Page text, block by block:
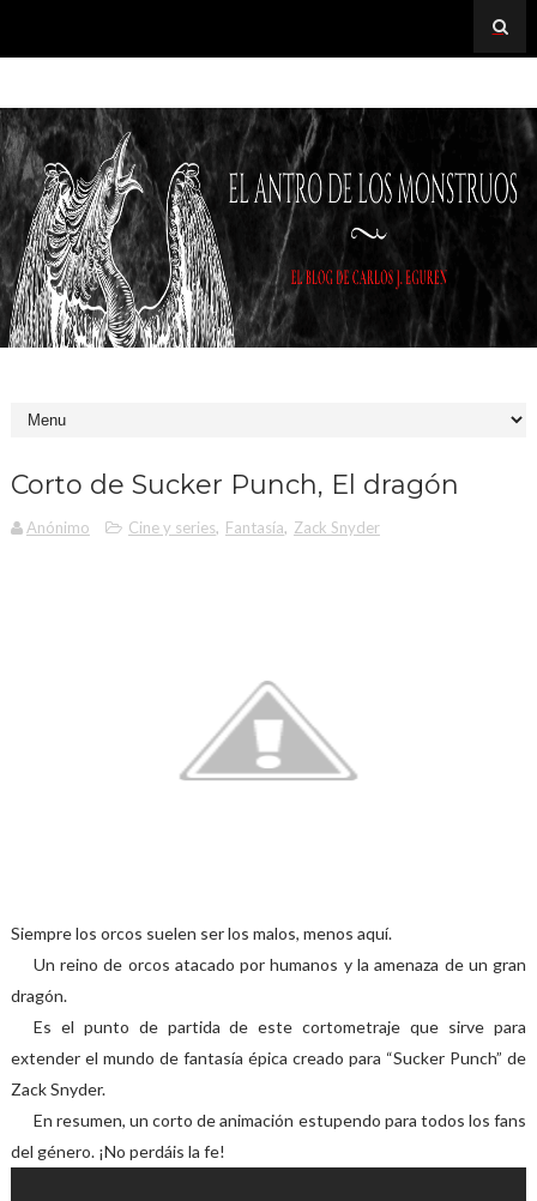
Corto de Sucker Punch, El dragón
Anónimo Cine y series, Fantasía, Zack Snyder
Siempre los orcos suelen ser los malos, menos aquí.
Un reino de orcos atacado por humanos y la amenaza de un gran
dragón.
Es el punto de partida de este cortometraje que sirve para
extender el mundo de fantasía épica creado para “Sucker Punch” de
Zack Snyder.
En resumen, un corto de animación estupendo para todos los fans
del género. ¡No perdáis la fe!